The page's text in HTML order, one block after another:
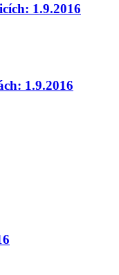
1.9.2016
1.9.2016